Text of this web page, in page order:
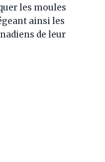
les moules
ainsi les
de leur